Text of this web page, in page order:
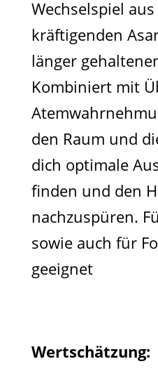
Wechselspiel
kräftigenden
länger
Kombiniert mit
den Raum und
dich optimale
finden und den
nachzuspüren.
sowie auch für
geeignet
Wertschätzung: